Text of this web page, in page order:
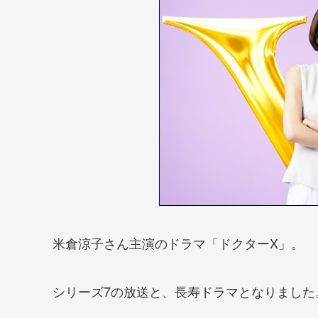
米倉涼子さん主演のドラマ「ドクターX」。
シリーズ7の放送と、長寿ドラマとなりまし